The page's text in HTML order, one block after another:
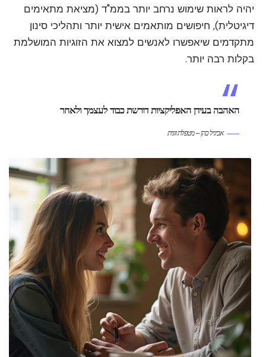
יהיה לראות שימוש נרחב יותר בממ"ד (מציאת מתאימים
דיגיטלית), חיפושים מותאמים אישית יותר ותהליכי סינון
מתקדמים שיאפשרו לאנשים למצוא את הזוגיות המושלמת
בקלות רבה יותר.
האהבה בעידן האפליקציות דורשת כבוד לעצמך ולאחר
אביגיל כהן – מטפלת זוגית